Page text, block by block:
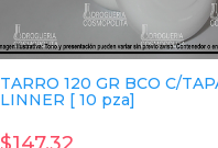
TARRO 120 GR BCO C/
LINNER [ 10 pza]